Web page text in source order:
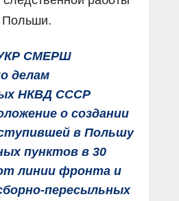
Польши.
СМЕРШ
делам
НКВД СССР
о создании
в Польшу
пунктов в 30
линии фронта и
пересыльных